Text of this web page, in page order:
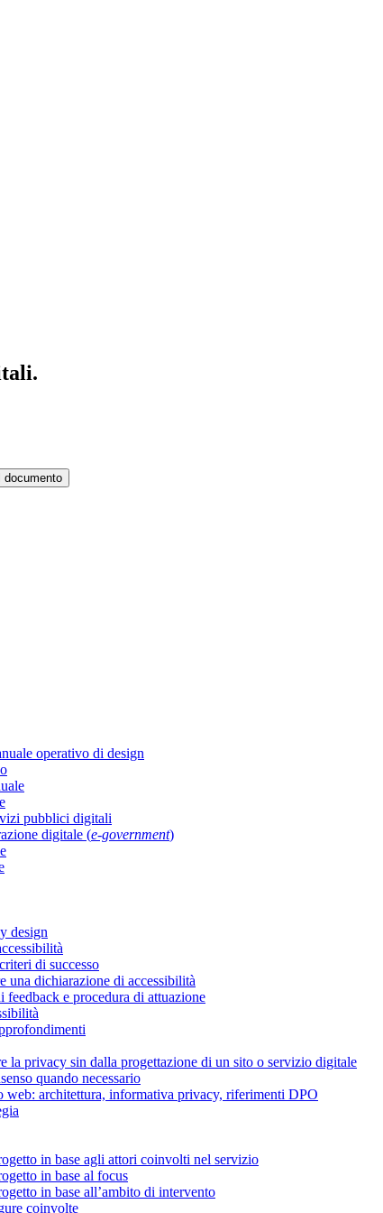
documento
operativo di design
pubblici digitali
digitale (e-government)
design
di successo
una dichiarazione di accessibilità
feedback e procedura di attuazione
la privacy sin dalla progettazione di un sito o servizio digitale
quando necessario
web: architettura, informativa privacy, riferimenti DPO
in base agli attori coinvolti nel servizio
in base al focus
in base all’ambito di intervento
coinvolte